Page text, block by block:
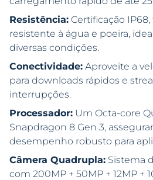
Resistência: Certificação
resistente à água e poeira,
diversas condições.
Conectividade: Aproveite a
para downloads rápidos e
interrupções.
Processador: Um Octa-core
Snapdragon 8 Gen 3,
desempenho robusto para
Câmera Quadrupla: Sistema
com 200MP + 50MP + 12MP +